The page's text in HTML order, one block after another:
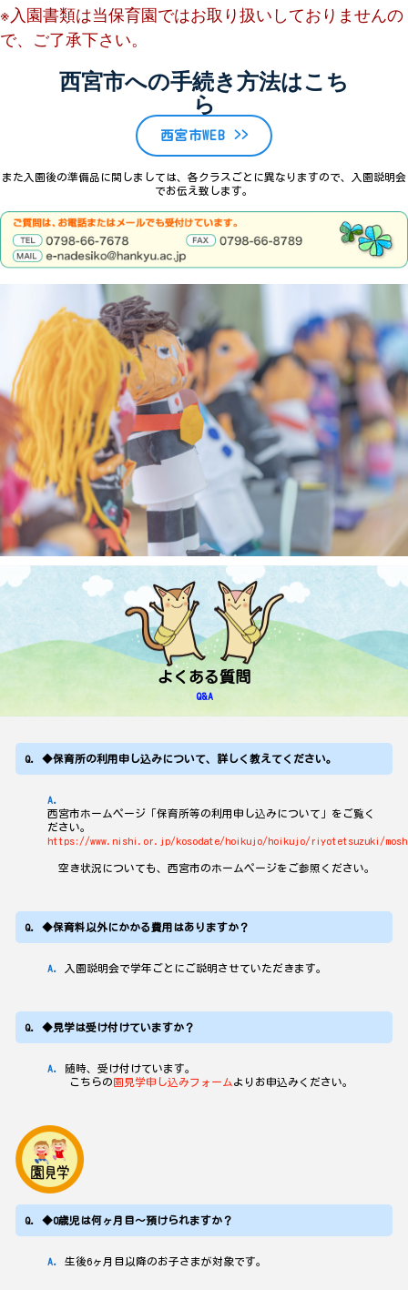
※入園書類は当保育園ではお取り扱いしておりませんの
で、ご了承下さい。
西宮市への手続き方法はこち
ら
西宮市WEB >>
また入園後の準備品に関しましては、各クラスごとに異なりますので、入園説明会
でお伝え致します。
よくある質問
Q&A
◆保育所の利用申し込みについて、詳しく教えてください。
西宮市ホームページ「保育所等の利用申し込みについて」をご覧く
ださい。
https://www.nishi.or.jp/kosodate/hoikujo/hoikujo/riyotetsuzuki/
空き状況についても、西宮市のホームページをご参照ください。
◆保育料以外にかかる費用はありますか？
入園説明会で学年ごとにご説明させていただきます。
◆見学は受け付けていますか？
随時、受け付けています。
こちらの園見学申し込みフォーム よりお申込みください。
◆0歳児は何ヶ月目～預けられますか？
生後6ヶ月目以降のお子さまが対象です。